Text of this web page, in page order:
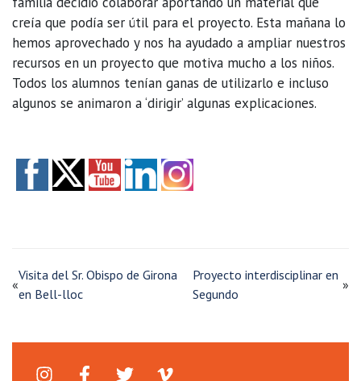
creía que podía ser útil para el proyecto. Esta mañana lo
hemos aprovechado y nos ha ayudado a ampliar nuestros
recursos en un proyecto que motiva mucho a los niños.
Todos los alumnos tenían ganas de utilizarlo e incluso
algunos se animaron a ‘dirigir’ algunas explicaciones.
«
Visita del Sr. Obispo de Girona
en Bell-lloc
Proyecto interdisciplinar en
Segundo
»